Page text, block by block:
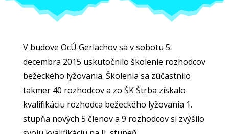
V budove OcÚ Gerlachov sa v sobotu 5.
decembra 2015 uskutočnilo školenie rozhodcov
bežeckého lyžovania. Školenia sa zúčastnilo
takmer 40 rozhodcov a zo ŠK Štrba získalo
kvalifikáciu rozhodca bežeckého lyžovania 1.
stupňa nových 5 členov a 9 rozhodcov si zvýšilo